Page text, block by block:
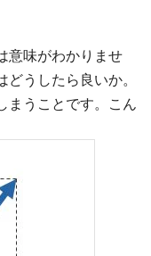
意味がわかりませ
うしたら良いか。
まうことです。こん